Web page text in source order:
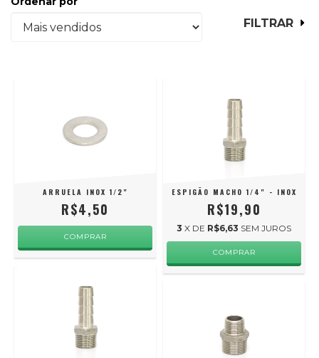
FILTRAR
ARRUELA INOX 1/2"
R$4,50
ESPIGÃO MACHO 1/4" - INOX
R$19,90
3 X DE R$6,63 SEM JUROS